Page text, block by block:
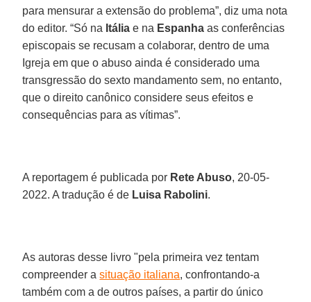
para mensurar a extensão do problema”, diz uma nota
do editor. “Só na Itália e na Espanha as conferências
episcopais se recusam a colaborar, dentro de uma
Igreja em que o abuso ainda é considerado uma
transgressão do sexto mandamento sem, no entanto,
que o direito canônico considere seus efeitos e
consequências para as vítimas”.
A reportagem é publicada por Rete Abuso, 20-05-
2022. A tradução é de Luisa Rabolini.
As autoras desse livro "pela primeira vez tentam
compreender asituação italiana, confrontando-a
também com a de outros países, a partir do único